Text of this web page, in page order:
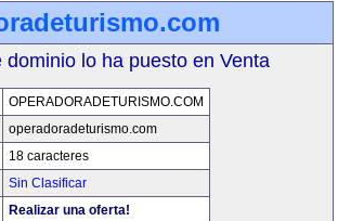
dominio lo ha puesto en Venta
OPERADORADETURISMO.COM
operadoradeturismo.com
18 caracteres
Sin Clasificar
Realizar una oferta!